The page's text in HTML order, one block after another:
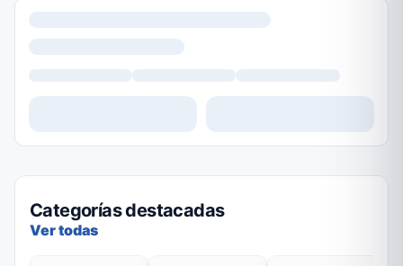
Categorías destacadas
Ver todas